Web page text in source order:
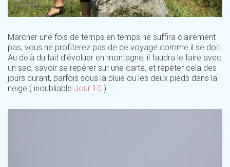
Marcher une fois de temps en temps ne suffira clairement
pas, vous ne profiterez pas de ce voyage comme il se doit.
Au delà du fait d’évoluer en montagne, il faudra le faire avec
un sac, savoir se repérer sur une carte, et répéter cela des
jours durant, parfois sous la pluie ou les deux pieds dans la
neige ( inoubliable Jour 10 ).